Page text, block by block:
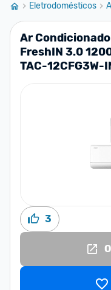
Eletrodomésticos
Ar
FreshIN 3.0
TAC-12CFG3W-
3